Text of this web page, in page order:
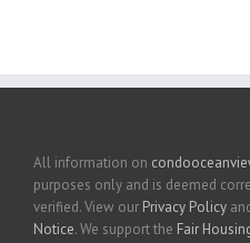
All information on
purposes only and is deemed
verified. View our Privacy Policy
Notice. We support the Fair